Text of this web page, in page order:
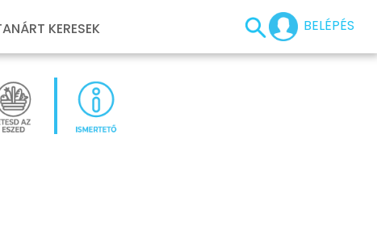
BELÉPÉS
KERESEK